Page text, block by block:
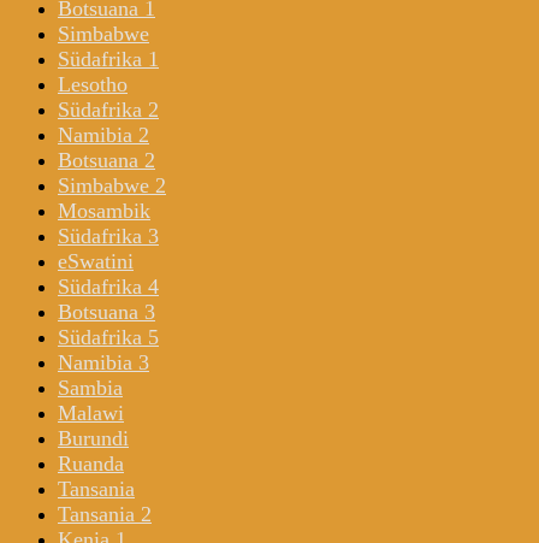
Botsuana 1
Simbabwe
Südafrika 1
Lesotho
Südafrika 2
Namibia 2
Botsuana 2
Simbabwe 2
Mosambik
Südafrika 3
eSwatini
Südafrika 4
Botsuana 3
Südafrika 5
Namibia 3
Sambia
Malawi
Burundi
Ruanda
Tansania
Tansania 2